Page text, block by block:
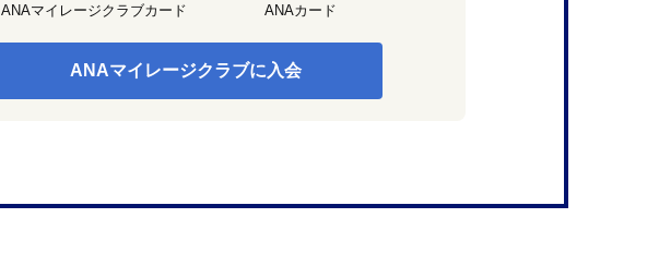
ANAマイレージクラブカード ANAカード
ANAマイレージクラブに入会